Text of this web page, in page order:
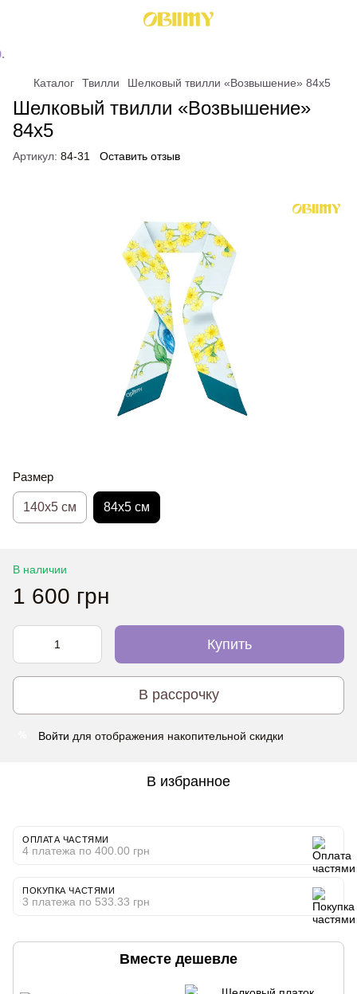
Каталог Твилли Шелковый твилли «Возвышение» 84x5
Шелковый твилли «Возвышение»
84x5
Артикул: 84-31 Оставить отзыв
Размер
140х5 см 84х5 см
В наличии
1 600 грн
Купить
В рассрочку
Войти для отображения накопительной скидки
В избранное
ОПЛАТА ЧАСТЯМИ
4 платежа по 400.00 грн
ПОКУПКА ЧАСТЯМИ
3 платежа по 533.33 грн
Вместе дешевле